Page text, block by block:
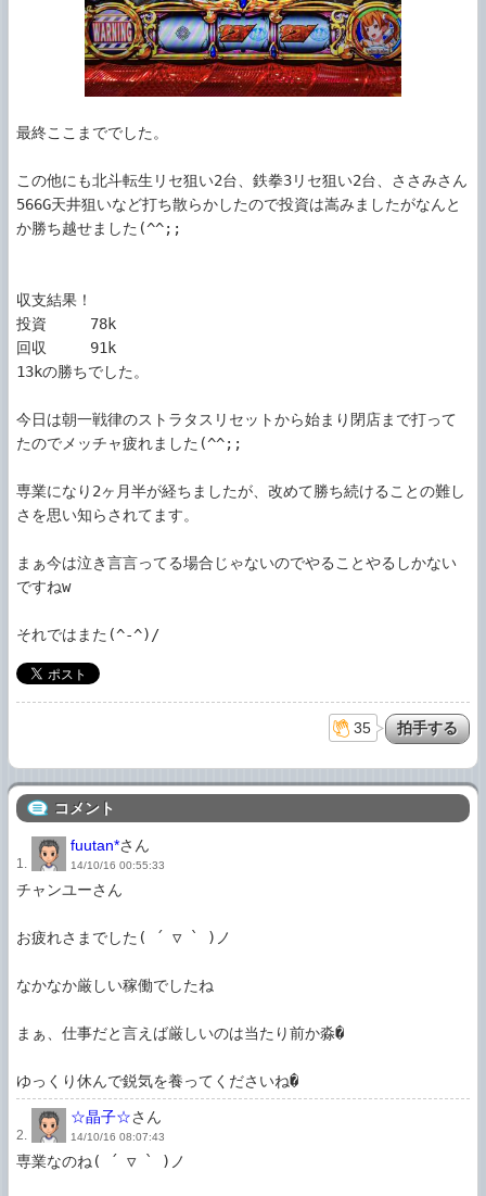
最終ここまででした。
この他にも北斗転生リセ狙い2台、鉄拳3リセ狙い2台、ささみさん
566G天井狙いなど打ち散らかしたので投資は嵩みましたがなんと
か勝ち越せました(^^;;
収支結果！
投資     78k
回収     91k
13kの勝ちでした。
今日は朝一戦律のストラタスリセットから始まり閉店まで打って
たのでメッチャ疲れました(^^;;
専業になり2ヶ月半が経ちましたが、改めて勝ち続けることの難し
さを思い知らされてます。
まぁ今は泣き言言ってる場合じゃないのでやることやるしかない
ですねw
それではまた(^-^)/
35
コメント
1.
fuutan*さん
14/10/16 00:55:33
チャンユーさん
お疲れさまでした( ´ ▽ ` )ノ
なかなか厳しい稼働でしたね
まぁ、仕事だと言えば厳しいのは当たり前か淼�
ゆっくり休んで鋭気を養ってくださいね�
2.
☆晶子☆さん
14/10/16 08:07:43
専業なのね( ´ ▽ ` )ノ